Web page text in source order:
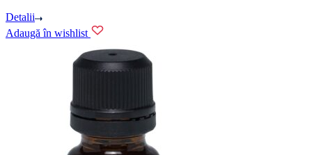
Detalii
Adaugă în wishlist